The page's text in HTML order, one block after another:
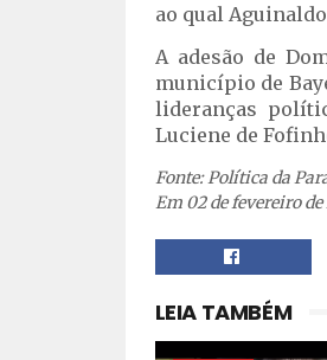
ao qual
A adesão de
município de
lideranças
Luciene de
Fonte: Política da
Em 02 de fevereiro de
LEIA TAMBÉM